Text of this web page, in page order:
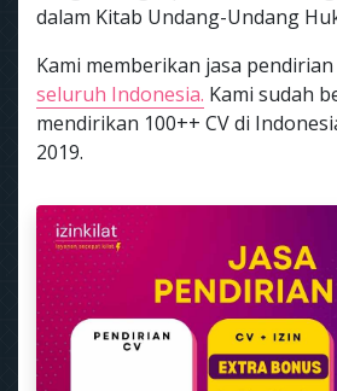
dalam Kitab Undang-Undang
Kami memberikan jasa pendirian
seluruh Indonesia. Kami sudah
mendirikan 100++ CV di
2019.